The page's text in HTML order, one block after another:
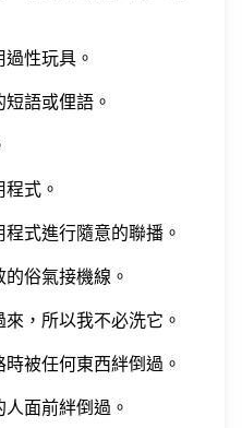
性玩具。
語或俚語。
式。
式進行隨意的聯播。
俗氣接機線。
，所以我不必洗它。
被任何東西絆倒過。
面前絆倒過。